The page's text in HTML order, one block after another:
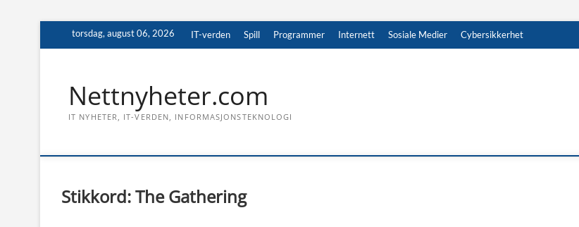
torsdag, august 06, 2026 IT-verden Spill Programmer Internett Sosiale Medier Cybersikkerhet
Nettnyheter.com
IT NYHETER, IT-VERDEN, INFORMASJONSTEKNOLOGI
Stikkord:The Gathering